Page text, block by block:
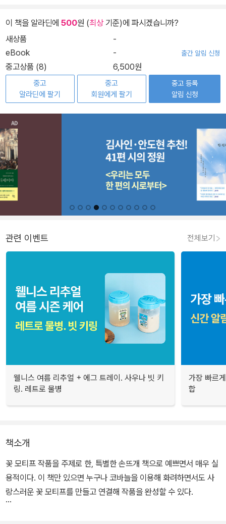
이 책을 알라딘에 500원 (최상기준)에 파시겠습니까?
새상품
-
eBook
- 출간 알림 신청
중고상품 (8) 6,500원
중고
알라딘에 팔기
중고
회원에게 팔기
중고 등록
알림 신청
관련 이벤트 전체보기
웰니스 여름 리추얼 + 에그 트레이. 사우나 빗 키
링. 레트로 물병
가장 빠르
합
책소개
꽃 모티프 작품을 주제로 한, 특별한 손뜨개 책으로 예쁘면서 매우 실
용적이다. 이 책만 있으면 누구나 코바늘을 이용해 화려하면서도 사
랑스러운 꽃 모티프를 만들고 연결해 작품을 완성할 수 있다.